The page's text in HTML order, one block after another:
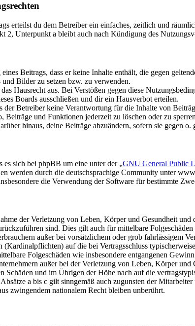
erteilst du dem Betreiber ein einfaches, zeitlich und
2, Unterpunkt a bleibt auch nach Kündigung des
Beitrags, dass er keine Inhalte enthält, die gegen
Bilder zu setzen bzw. zu verwenden.
Hausrecht aus. Bei Verstößen gegen diese
Boards ausschließen und dir ein Hausverbot erteilen.
der Betreiber keine Verantwortung für die Inhalte von
Beiträge und Funktionen jederzeit zu löschen oder zu
hinaus, deine Beiträge abzuändern, sofern sie gegen
es sich bei phpBB um eine unter der „GNU General Public
werden durch die deutschsprachige Community unter
die Verwendung der Software für bestimmte
der Verletzung von Leben, Körper und Gesundheit
sind. Dies gilt auch für mittelbare
außer bei vorsätzlichem oder grob fahrlässigem
(Kardinalpflichten) auf die bei Vertragsschluss
Folgeschäden wie insbesondere entgangenen
außer bei der Verletzung von Leben, Körper
Schäden und im Übrigen der Höhe nach auf die
a bis c gilt sinngemäß auch zugunsten der
zwingendem nationalem Recht bleiben unberührt.